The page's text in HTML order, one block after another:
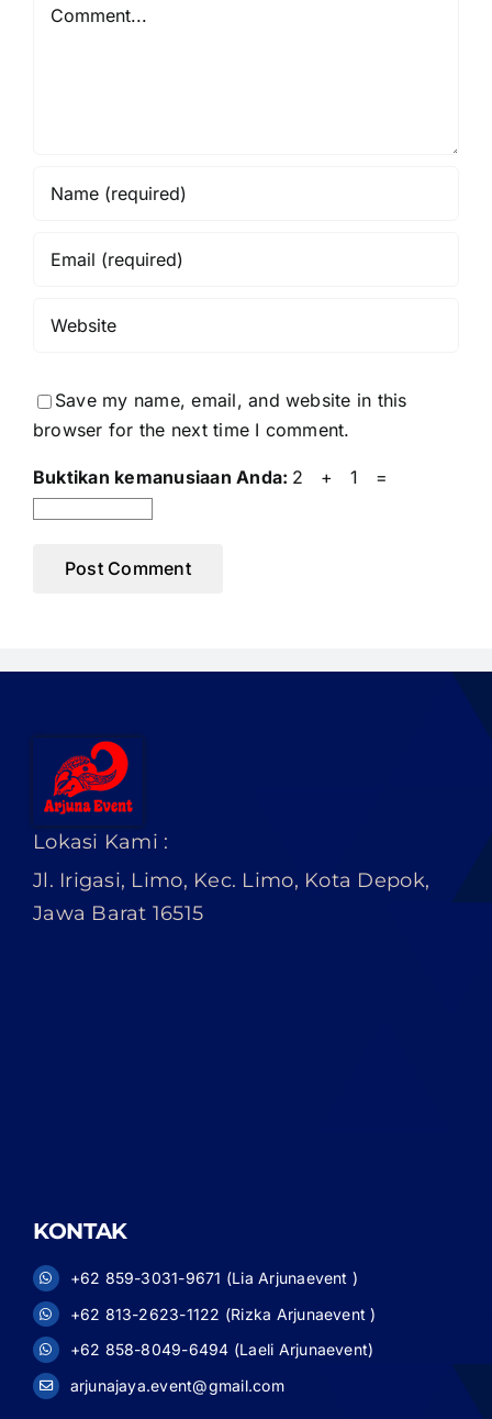
Save my name, email, and website in this
browser for the next time I comment.
Buktikan kemanusiaan Anda: 2 + 1 =
Lokasi Kami :
Jl. Irigasi, Limo, Kec. Limo, Kota Depok,
Jawa Barat 16515
KONTAK
+62 859-3031-9671 (Lia Arjunaevent )
+62 813-2623-1122 (Rizka Arjunaevent )
+62 858-8049-6494 (Laeli Arjunaevent)
arjunajaya.event@gmail.com